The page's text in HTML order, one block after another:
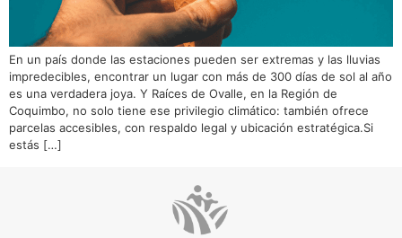
En un país donde las estaciones pueden ser extremas y las lluvias
impredecibles, encontrar un lugar con más de 300 días de sol al año
es una verdadera joya. Y Raíces de Ovalle, en la Región de
Coquimbo, no solo tiene ese privilegio climático: también ofrece
parcelas accesibles, con respaldo legal y ubicación estratégica.Si
estás […]